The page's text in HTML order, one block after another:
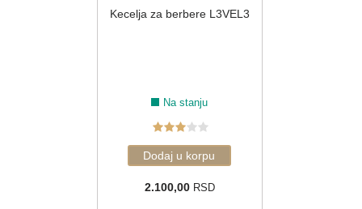
Kecelja za berbere L3VEL3
Na stanju
2.100,00RSD